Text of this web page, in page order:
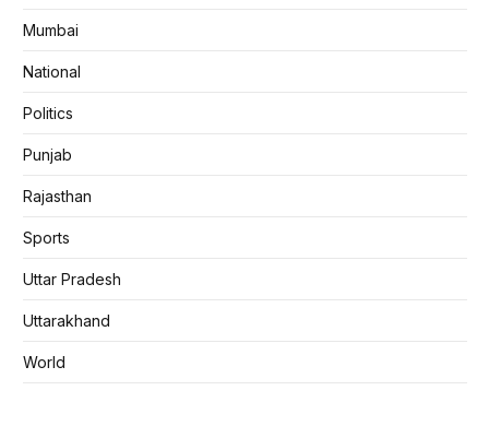
Mumbai
National
Politics
Punjab
Rajasthan
Sports
Uttar Pradesh
Uttarakhand
World